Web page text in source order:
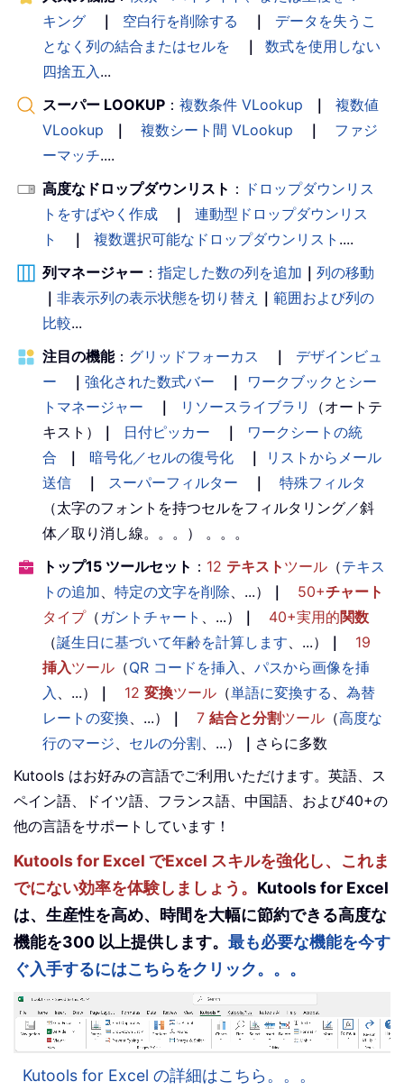
キング
｜ 空白行を削除する ｜
データを失うこ
となく列の結合またはセルを
｜
数式を使用しない
四捨五入 ...
スーパー LOOKUP ： 複数条件 VLookup ｜
複数値
VLookup
｜ 複数シート間 VLookup ｜
ファジ
ーマッチ....
高度なドロップダウンリスト ： ドロップダウンリス
トをすばやく作成
｜
連動型ドロップダウンリス
ト
｜ 複数選択可能なドロップダウンリスト ....
列マネージャー ： 指定した数の列を追加 ｜ 列の移動
｜ 非表示列の表示状態を切り替え ｜ 範囲および列の
比較...
注目の機能： グリッドフォーカス ｜
デザインビュ
ー
｜ 強化された数式バー ｜
ワークブックとシー
トマネージャー
｜ リソースライブラリ
（オートテ
キスト）
｜ 日付ピッカー ｜
ワークシートの統
合
｜ 暗号化／セルの復号化 ｜
リストからメール
送信
｜ スーパーフィルター ｜
特殊フィルタ
（太字のフォントを持つセルをフィルタリング／斜
体／取り消し線。。。） 。。。
トップ15 ツールセット ： 12 テキスト ツール （テキス
トの追加
特定の文字を削除 、...） ｜ 50+チャート
タイプ（ ガントチャート 、...） ｜ 40+実用的関数
（誕生日に基づいて年齢を計算します 、...） ｜
19
挿入ツール （QR コードを挿入
パスから画像を挿
入
、...） ｜ 12 変換ツール （単語に変換する
為替
レートの変換 、...） ｜ 7 結合と分割ツール （高度な
行のマージ
セルの分割 、...） ｜ さらに多数
Kutools はお好みの言語でご利用いただけます。英語、ス
ペイン語、ドイツ語、フランス語、中国語、および40+の
他の言語をサポートしています！
Kutools for Excel でExcel スキルを強化し、これま
でにない効率を体験しましょう。 Kutools for Excel
は、生産性を高め、時間を大幅に節約できる高度な
機能を300 以上提供します。 最も必要な機能を今す
ぐ入手するにはこちらをクリック。。。
Kutools for Excel の詳細はこちら。。。